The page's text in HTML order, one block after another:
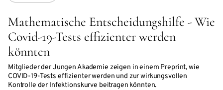
Mathematische Entscheidungshilfe - Wie
Covid-19-Tests effizienter werden
könnten
Mitglieder der Jungen Akademie zeigen in einem Preprint, wie
COVID-19-Tests effizienter werden und zur wirkungsvollen
Kontrolle der Infektionskurve beitragen könnten.